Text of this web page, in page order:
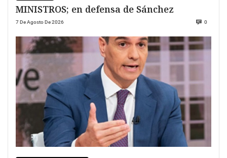
MINISTROS; en defensa de Sánchez
7 De Agosto De 2026 0